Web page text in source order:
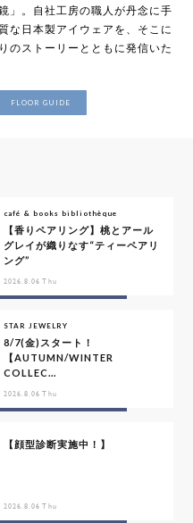
」。自社工房の職人が丹念に手
な日本製アイウェアを、そこに
のストーリーとともに発信いた
FLOOR GUIDE
café & books bibliothèque
【香りペアリング】桃とアール
グレイが織りなす“ティーペアリ
ング”
2026.8.06 Thu
STAR JEWELRY
8/7(金)スタート！
【AUTUMN/WINTER
COLLEC...
2026.8.06 Thu
【顔型診断実施中！】
2026.8.06 Thu